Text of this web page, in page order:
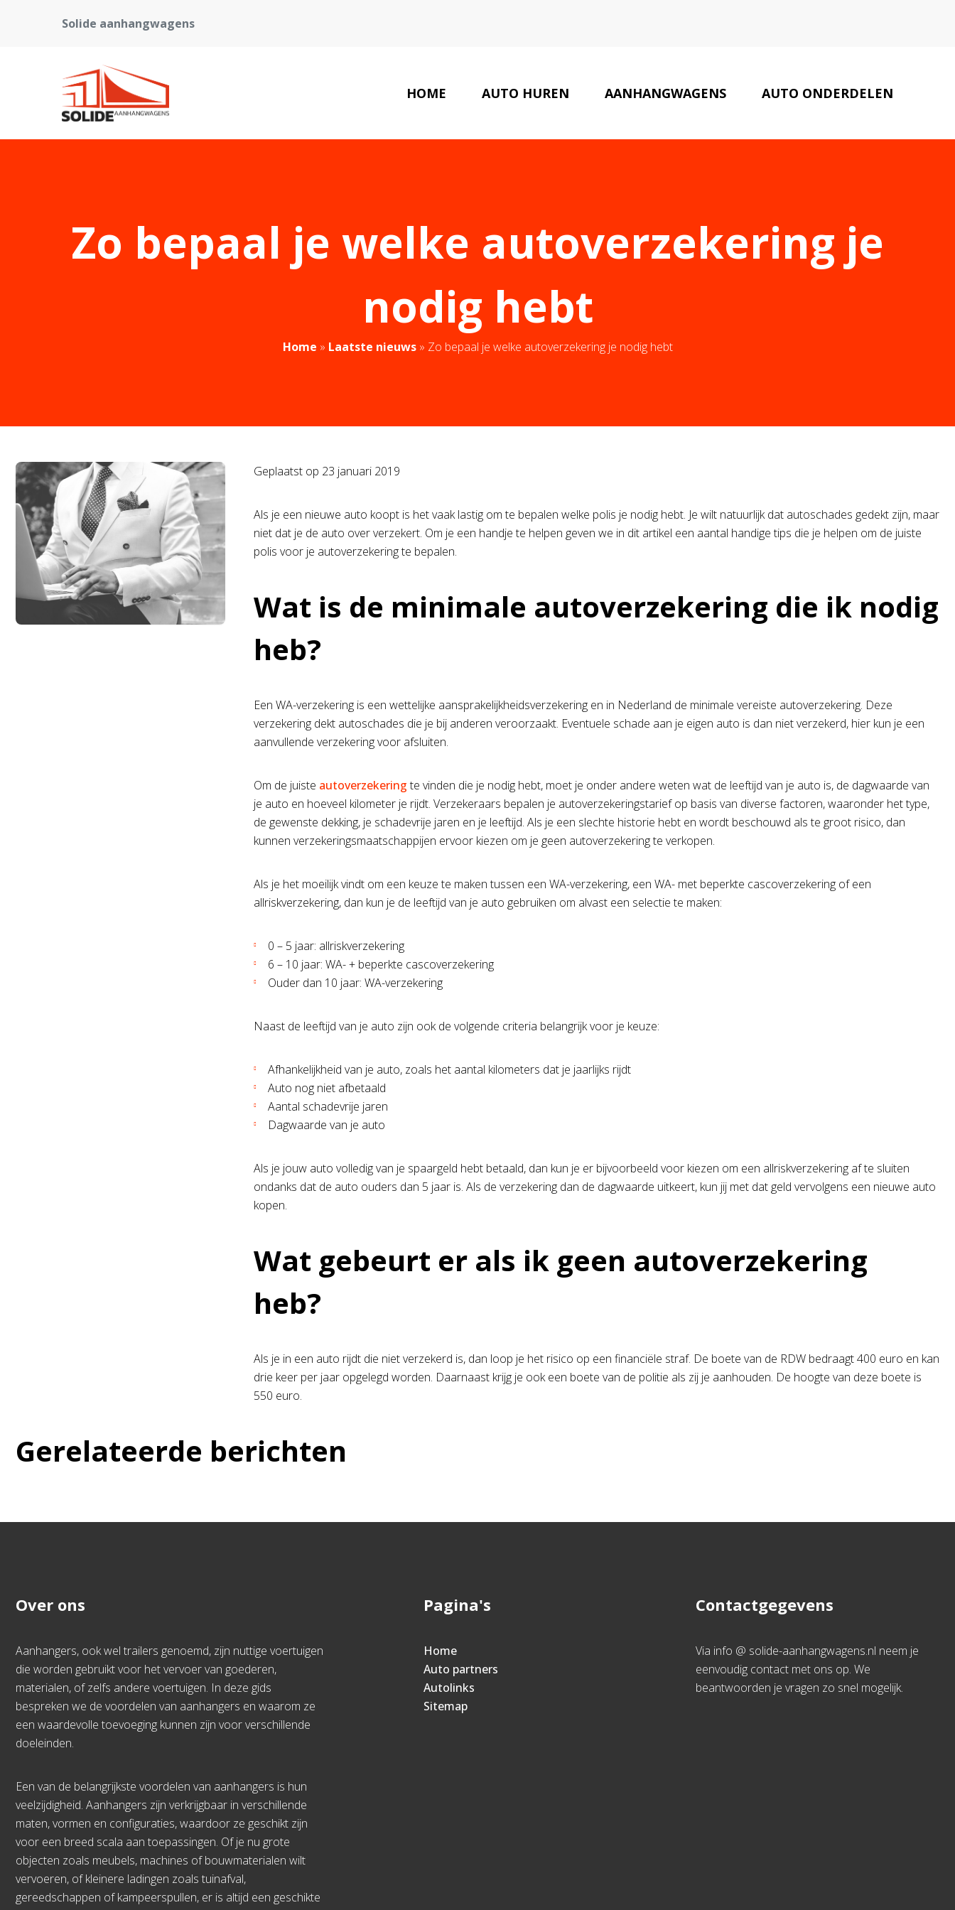
Solide aanhangwagens
HOME AUTO HUREN AANHANGWAGENS AUTO ONDERDELEN
Zo bepaal je welke autoverzekering je
nodig hebt
Home » Laatste nieuws» Zo bepaal je welke autoverzekering je nodig hebt
Geplaatst op 23 januari 2019
Als je een nieuwe auto koopt is het vaak lastig om te bepalen welke polis je nodig hebt. Je wilt natuurlijk dat autoschades gedekt zijn, maar
niet dat je de auto over verzekert. Om je een handje te helpen geven we in dit artikel een aantal handige tips die je helpen om de juiste
polis voor je autoverzekering te bepalen.
Wat is de minimale autoverzekering die ik nodig
heb?
Een WA-verzekering is een wettelijke aansprakelijkheidsverzekering en in Nederland de minimale vereiste autoverzekering. Deze
verzekering dekt autoschades die je bij anderen veroorzaakt. Eventuele schade aan je eigen auto is dan niet verzekerd, hier kun je een
aanvullende verzekering voor afsluiten.
Om de juiste autoverzekeringte vinden die je nodig hebt, moet je onder andere weten wat de leeftijd van je auto is, de dagwaarde van
je auto en hoeveel kilometer je rijdt. Verzekeraars bepalen je autoverzekeringstarief op basis van diverse factoren, waaronder het type,
de gewenste dekking, je schadevrije jaren en je leeftijd. Als je een slechte historie hebt en wordt beschouwd als te groot risico, dan
kunnen verzekeringsmaatschappijen ervoor kiezen om je geen autoverzekering te verkopen.
Als je het moeilijk vindt om een keuze te maken tussen een WA-verzekering, een WA- met beperkte cascoverzekering of een
allriskverzekering, dan kun je de leeftijd van je auto gebruiken om alvast een selectie te maken:
0 – 5 jaar: allriskverzekering
6 – 10 jaar: WA- + beperkte cascoverzekering
Ouder dan 10 jaar: WA-verzekering
Naast de leeftijd van je auto zijn ook de volgende criteria belangrijk voor je keuze:
Afhankelijkheid van je auto, zoals het aantal kilometers dat je jaarlijks rijdt
Auto nog niet afbetaald
Aantal schadevrije jaren
Dagwaarde van je auto
Als je jouw auto volledig van je spaargeld hebt betaald, dan kun je er bijvoorbeeld voor kiezen om een allriskverzekering af te sluiten
ondanks dat de auto ouders dan 5 jaar is. Als de verzekering dan de dagwaarde uitkeert, kun jij met dat geld vervolgens een nieuwe auto
kopen.
Wat gebeurt er als ik geen autoverzekering
heb?
Als je in een auto rijdt die niet verzekerd is, dan loop je het risico op een financiële straf. De boete van de RDW bedraagt 400 euro en kan
drie keer per jaar opgelegd worden. Daarnaast krijg je ook een boete van de politie als zij je aanhouden. De hoogte van deze boete is
550 euro.
Gerelateerde berichten
Over ons
Aanhangers, ook wel trailers genoemd, zijn nuttige voertuigen
die worden gebruikt voor het vervoer van goederen,
materialen, of zelfs andere voertuigen. In deze gids
bespreken we de voordelen van aanhangers en waarom ze
een waardevolle toevoeging kunnen zijn voor verschillende
doeleinden.
Een van de belangrijkste voordelen van aanhangers is hun
veelzijdigheid. Aanhangers zijn verkrijgbaar in verschillende
maten, vormen en configuraties, waardoor ze geschikt zijn
voor een breed scala aan toepassingen. Of je nu grote
objecten zoals meubels, machines of bouwmaterialen wilt
vervoeren, of kleinere ladingen zoals tuinafval,
gereedschappen of kampeerspullen, er is altijd een geschikte
Pagina's
Home
Auto partners
Autolinks
Sitemap
Contactgegevens
Via info @ solide-aanhangwagens.nl neem je
eenvoudig contact met ons op. We
beantwoorden je vragen zo snel mogelijk.